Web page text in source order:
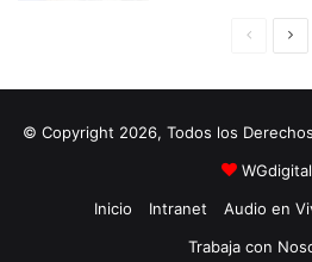
i
n
a
u
i
e
© Copyright 2026, Todos los
WGdigital
Inicio
Intranet Audio en
Trabaja con